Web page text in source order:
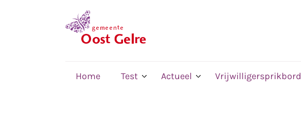
Home Test Actueel Vrijwilligersprikbord